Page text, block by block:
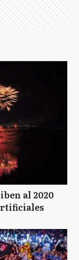
al 2020